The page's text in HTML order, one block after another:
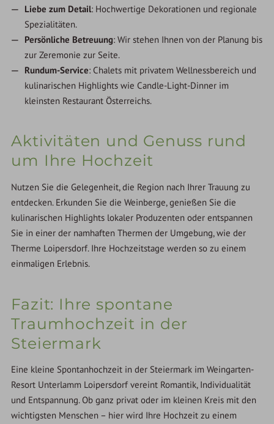
Liebe zum Detail: Hochwertige Dekorationen und regionale
Spezialitäten.
Persönliche Betreuung: Wir stehen Ihnen von der Planung bis
zur Zeremonie zur Seite.
Rundum-Service: Chalets mit privatem Wellnessbereich und
kulinarischen Highlights wie Candle-Light-Dinner im
kleinsten Restaurant Österreichs.
Aktivitäten und Genuss rund
um Ihre Hochzeit
Nutzen Sie die Gelegenheit, die Region nach Ihrer Trauung zu
entdecken. Erkunden Sie die Weinberge, genießen Sie die
kulinarischen Highlights lokaler Produzenten oder entspannen
Sie in einer der namhaften Thermen der Umgebung, wie der
Therme Loipersdorf. Ihre Hochzeitstage werden so zu einem
einmaligen Erlebnis.
Fazit: Ihre spontane
Traumhochzeit in der
Steiermark
Eine kleine Spontanhochzeit in der Steiermark im Weingarten-
Resort Unterlamm Loipersdorf vereint Romantik, Individualität
und Entspannung. Ob ganz privat oder im kleinen Kreis mit den
wichtigsten Menschen – hier wird Ihre Hochzeit zu einem